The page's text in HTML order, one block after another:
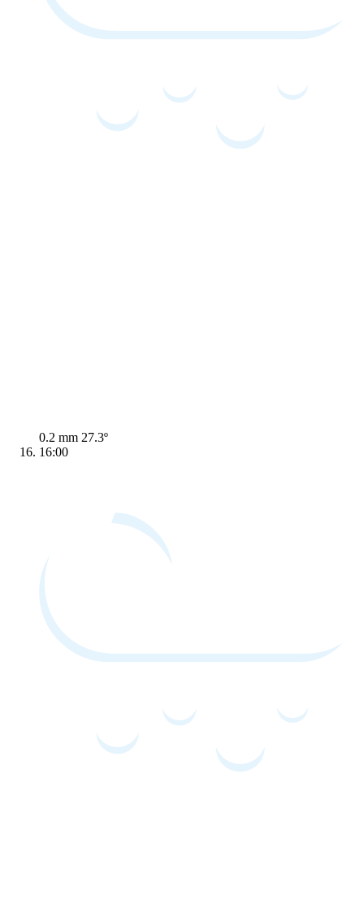
0.2 mm 27.3º
16:00